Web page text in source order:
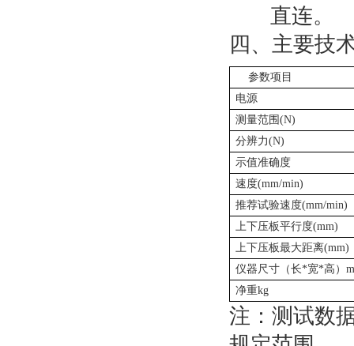
直连。
四、主要技
参数项目
电源
测量范围 (N)
分辨力(N)
示值准确度
速度(mm/min)
推荐试验速度(mm/min)
上下压板平行度(mm)
上下压板最大距离(mm)
仪器尺寸（长*宽*高）
净重kg
注： 测试数